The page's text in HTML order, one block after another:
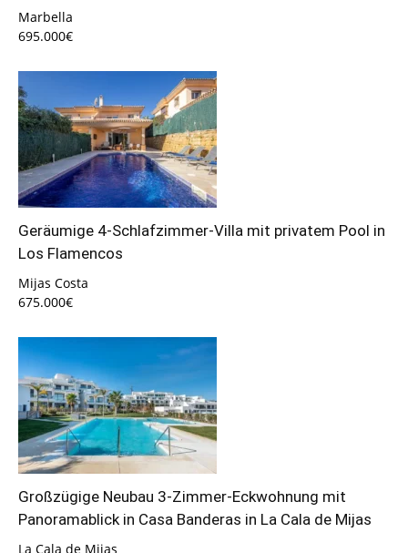
Marbella
695.000€
Geräumige 4-Schlafzimmer-Villa mit privatem Pool in
Los Flamencos
Mijas Costa
675.000€
Großzügige Neubau 3-Zimmer-Eckwohnung mit
Panoramablick in Casa Banderas in La Cala de Mijas
La Cala de Mijas